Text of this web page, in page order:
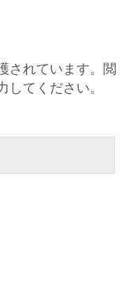
されています。閲
てください。